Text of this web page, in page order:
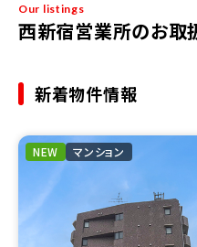
Our listings
西新宿営業所のお取
新着物件情報
NEW マンション